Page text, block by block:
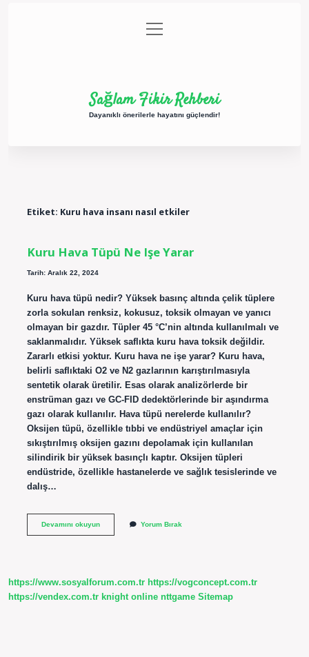
Gizlilik Politikası
menüyü
aç
Sağlam Fikir Rehberi
Dayanıklı önerilerle hayatını güçlendir!
Etiket: Kuru hava insanı nasıl etkiler
Kuru Hava Tüpü Ne Işe Yarar
Tarih: Aralık 22, 2024
Kuru hava tüpü nedir? Yüksek basınç altında çelik tüplere
zorla sokulan renksiz, kokusuz, toksik olmayan ve yanıcı
olmayan bir gazdır. Tüpler 45 °C’nin altında kullanılmalı ve
saklanmalıdır. Yüksek saflıkta kuru hava toksik değildir.
Zararlı etkisi yoktur. Kuru hava ne işe yarar? Kuru hava,
belirli saflıktaki O2 ve N2 gazlarının karıştırılmasıyla
sentetik olarak üretilir. Esas olarak analizörlerde bir
enstrüman gazı ve GC-FID dedektörlerinde bir aşındırma
gazı olarak kullanılır. Hava tüpü nerelerde kullanılır?
Oksijen tüpü, özellikle tıbbi ve endüstriyel amaçlar için
sıkıştırılmış oksijen gazını depolamak için kullanılan
silindirik bir yüksek basınçlı kaptır. Oksijen tüpleri
endüstride, özellikle hastanelerde ve sağlık tesislerinde ve
dalış…
Devamını okuyunKuru
Yorum Bırak
https://www.sosyalforum.com.tr https://vogconcept.com.tr
https://vendex.com.tr knight online nttgame Sitemap